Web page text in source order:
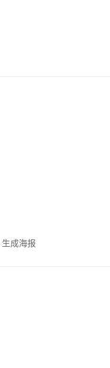
生成海报